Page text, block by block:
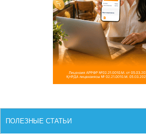
ПОЛЕЗНЫЕ СТАТЬИ